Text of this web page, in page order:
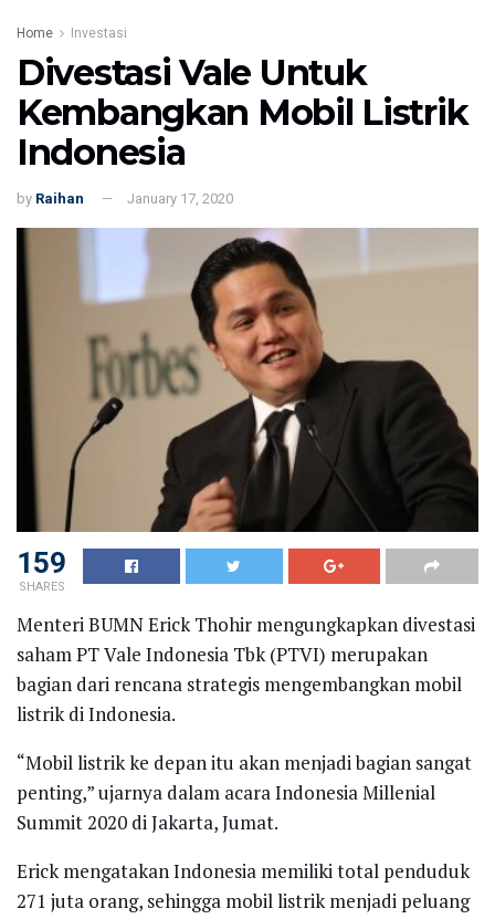
Home Investasi
Divestasi Vale Untuk
Kembangkan Mobil Listrik
Indonesia
by Raihan January 17, 2020
159
SHARES
Menteri BUMN Erick Thohir mengungkapkan divestasi
saham PT Vale Indonesia Tbk (PTVI) merupakan
bagian dari rencana strategis mengembangkan mobil
listrik di Indonesia.
“Mobil listrik ke depan itu akan menjadi bagian sangat
penting,” ujarnya dalam acara Indonesia Millenial
Summit 2020 di Jakarta, Jumat.
Erick mengatakan Indonesia memiliki total penduduk
271 juta orang, sehingga mobil listrik menjadi peluang